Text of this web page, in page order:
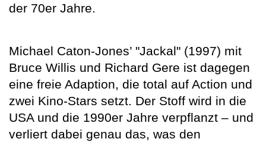
der 70er Jahre.
Michael Caton-Jones’ "Jackal" (1997) mit
Bruce Willis und Richard Gere ist dagegen
eine freie Adaption, die total auf Action und
zwei Kino-Stars setzt. Der Stoff wird in die
USA und die 1990er Jahre verpflanzt – und
verliert dabei genau das, was den